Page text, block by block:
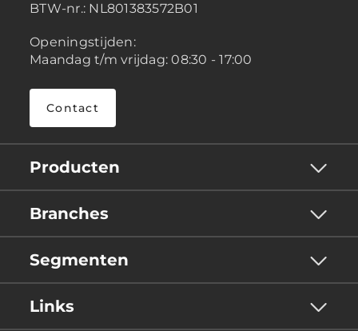
BTW-nr.: NL801383572B01
Openingstijden:
Maandag t/m vrijdag: 08:30 - 17:00
Contact
Producten
Branches
Segmenten
Links